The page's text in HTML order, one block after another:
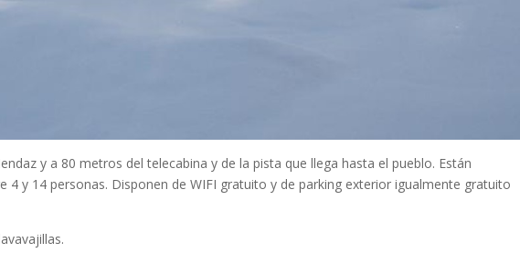
y a 80 metros del telecabina y de la pista que llega hasta el pueblo. Están
y 14 personas. Disponen de WIFI gratuito y de parking exterior igualmente gratuito